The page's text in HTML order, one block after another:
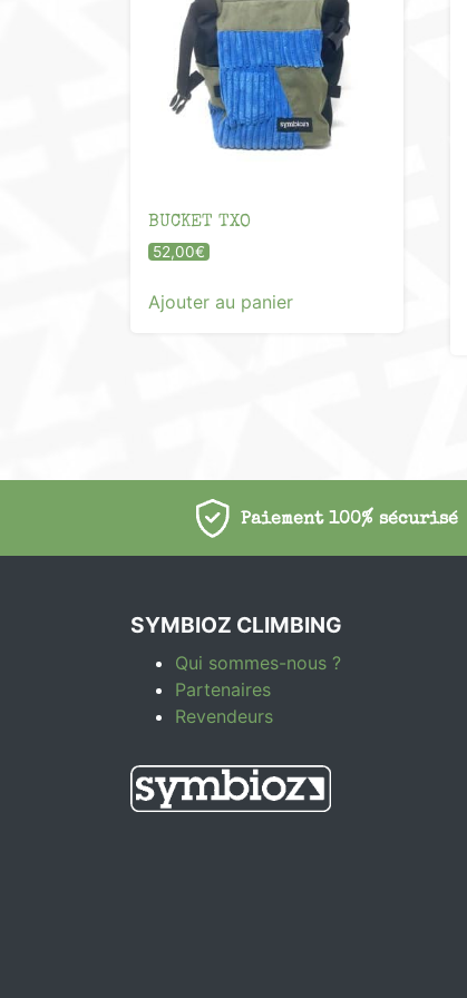
BUCKET TXO
52,00€
Ajouter au panier
Paiement 100% sécurisé
SYMBIOZ CLIMBING
Qui sommes-nous ?
Partenaires
Revendeurs